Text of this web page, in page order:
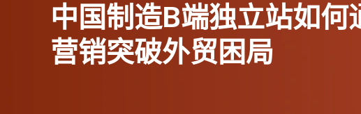
中国制造B端独立站如何
营销突破外贸困局